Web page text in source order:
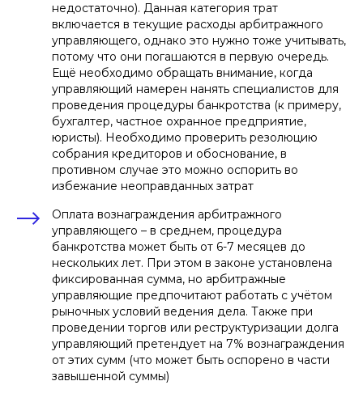
недостаточно). Данная категория трат
включается в текущие расходы арбитражного
управляющего, однако это нужно тоже учитывать,
потому что они погашаются в первую очередь.
Ещё необходимо обращать внимание, когда
управляющий намерен нанять специалистов для
проведения процедуры банкротства (к примеру,
бухгалтер, частное охранное предприятие,
юристы). Необходимо проверить резолюцию
собрания кредиторов и обоснование, в
противном случае это можно оспорить во
избежание неоправданных затрат
Оплата вознаграждения арбитражного
управляющего – в среднем, процедура
банкротства может быть от 6-7 месяцев до
нескольких лет. При этом в законе установлена
фиксированная сумма, но арбитражные
управляющие предпочитают работать с учётом
рыночных условий ведения дела. Также при
проведении торгов или реструктуризации долга
управляющий претендует на 7% вознаграждения
от этих сумм (что может быть оспорено в части
завышенной суммы)